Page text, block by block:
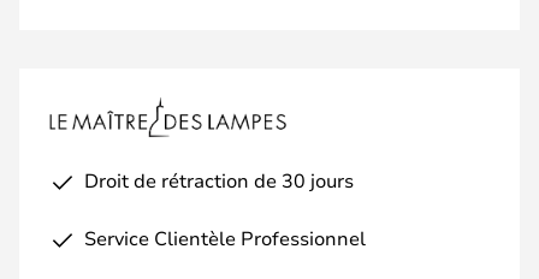
Droit de rétraction de 30 jours
Service Clientèle Professionnel